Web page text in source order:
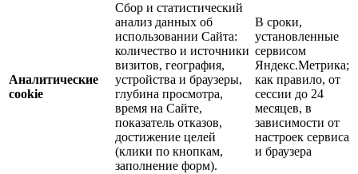
Аналитические
cookie
Сбор и статистический
анализ данных об
использовании Сайта:
количество и источники
визитов, география,
устройства и браузеры,
глубина просмотра,
время на Сайте,
показатель отказов,
достижение целей
(клики по кнопкам,
заполнение форм).
В сроки,
установленные
сервисом
Яндекс.Метрика;
как правило, от
сессии до 24
месяцев, в
зависимости от
настроек сервиса
и браузера